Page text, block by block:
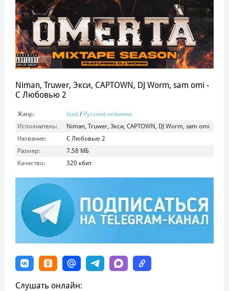
Niman, Truwer, Экси, CAPTOWN, DJ Worm, sam omi -
С Любовью 2
Жанр: load / Русские новинки
Исполнитель:
Niman, Truwer, Экси, CAPTOWN, DJ Worm, sam omi
Название:
С Любовью 2
Размер:
7.58 МБ
Качество:
320 кбит
Слушать онлайн: